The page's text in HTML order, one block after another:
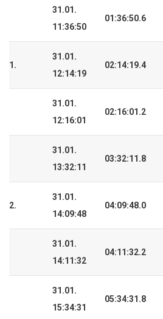
31.01.
11:36:50
01:36:50.6
1.
31.01.
12:14:19
02:14:19.4
31.01.
12:16:01
02:16:01.2
31.01.
13:32:11
03:32:11.8
2.
31.01.
14:09:48
04:09:48.0
31.01.
14:11:32
04:11:32.2
31.01.
15:34:31
05:34:31.8